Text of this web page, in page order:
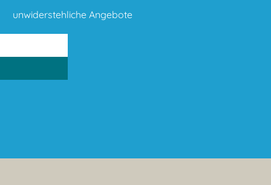
unwiderstehliche Angebote